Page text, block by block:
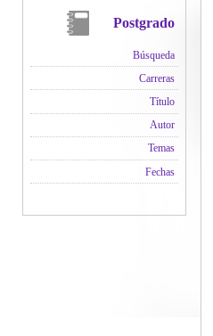
Postgrado
Búsqueda
Carreras
Título
Autor
Temas
Fechas